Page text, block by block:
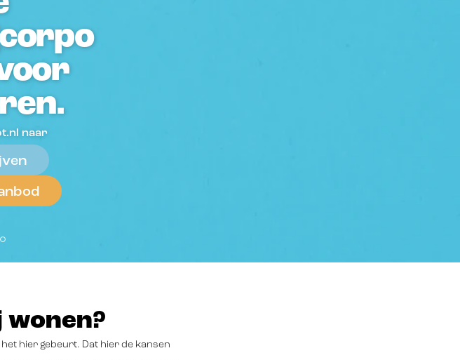
bekijken
zoeken & onderhoud
Checklist
wonen?
hier gebeurt. Dat hier de kansen